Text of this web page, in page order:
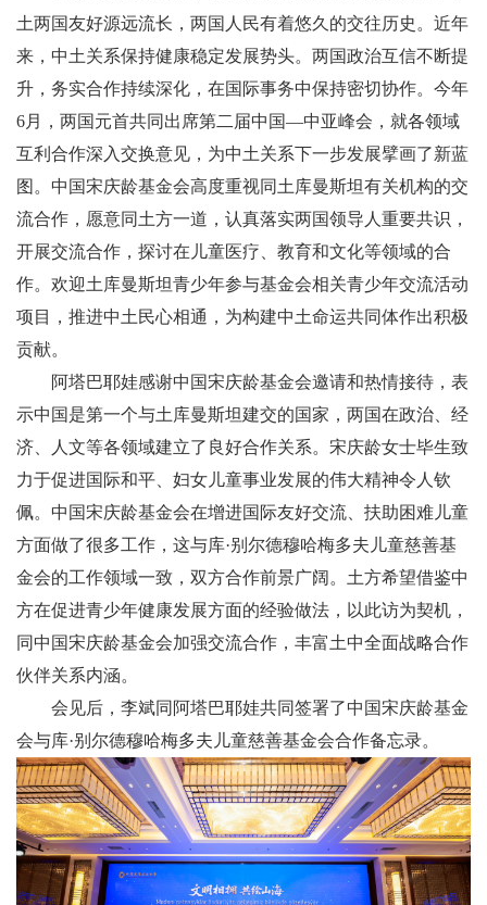
土两国友好源远流长，两国人民有着悠久的交往历史。近年
来，中土关系保持健康稳定发展势头。两国政治互信不断提
升，务实合作持续深化，在国际事务中保持密切协作。今年
6月，两国元首共同出席第二届中国—中亚峰会，就各领域
互利合作深入交换意见，为中土关系下一步发展擘画了新蓝
图。中国宋庆龄基金会高度重视同土库曼斯坦有关机构的交
流合作，愿意同土方一道，认真落实两国领导人重要共识，
开展交流合作，探讨在儿童医疗、教育和文化等领域的合
作。欢迎土库曼斯坦青少年参与基金会相关青少年交流活动
项目，推进中土民心相通，为构建中土命运共同体作出积极
贡献。
阿塔巴耶娃感谢中国宋庆龄基金会邀请和热情接待，表
示中国是第一个与土库曼斯坦建交的国家，两国在政治、经
济、人文等各领域建立了良好合作关系。宋庆龄女士毕生致
力于促进国际和平、妇女儿童事业发展的伟大精神令人钦
佩。中国宋庆龄基金会在增进国际友好交流、扶助困难儿童
方面做了很多工作，这与库·别尔德穆哈梅多夫儿童慈善基
金会的工作领域一致，双方合作前景广阔。土方希望借鉴中
方在促进青少年健康发展方面的经验做法，以此访为契机，
同中国宋庆龄基金会加强交流合作，丰富土中全面战略合作
伙伴关系内涵。
会见后，李斌同阿塔巴耶娃共同签署了中国宋庆龄基金
会与库·别尔德穆哈梅多夫儿童慈善基金会合作备忘录。